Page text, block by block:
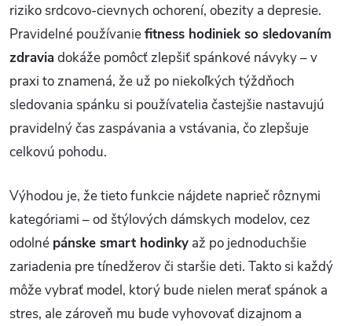
riziko srdcovo-cievnych ochorení, obezity a depresie.
Pravidelné používaniefitness hodiniek so sledovaním
zdraviadokáže pomôcť zlepšiť spánkové návyky – v
praxi to znamená, že už po niekoľkých týždňoch
sledovania spánku si používatelia častejšie nastavujú
pravidelný čas zaspávania a vstávania, čo zlepšuje
celkovú pohodu.
Výhodou je, že tieto funkcie nájdete naprieč rôznymi
kategóriami – od štýlových dámskych modelov, cez
odolné pánske smart hodinky až po jednoduchšie
zariadenia pre tínedžerov či staršie deti. Takto si každý
môže vybrať model, ktorý bude nielen merať spánok a
stres, ale zároveň mu bude vyhovovať dizajnom a